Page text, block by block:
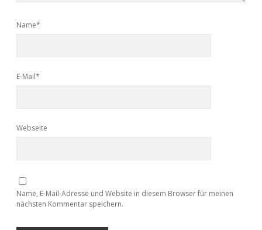
Name*
E-Mail*
Webseite
Name, E-Mail-Adresse und Website in diesem Browser für meinen
nächsten Kommentar speichern.